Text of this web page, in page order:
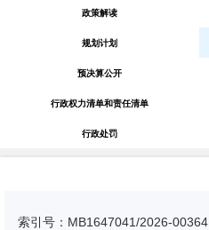
政策解读
规划计划
预决算公开
行政权力清单和责任清单
行政处罚
索引号：MB1647041/2026-00364